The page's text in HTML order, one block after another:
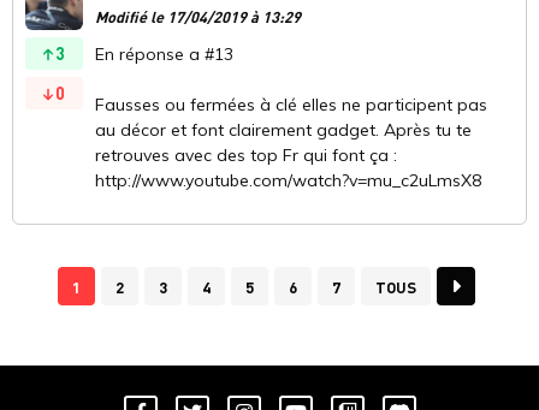
3
0
Modifié le 17/04/2019 à 13:29
En réponse a #13
Fausses ou fermées à clé elles ne participent pas
au décor et font clairement gadget. Après tu te
retrouves avec des top Fr qui font ça :
http://www.youtube.com/watch?v=mu_c2uLmsX8
1 2 3 4 5 6 7 TOUS